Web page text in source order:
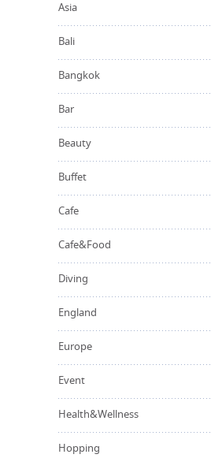
Asia
Bali
Bangkok
Bar
Beauty
Buffet
Cafe
Cafe&Food
Diving
England
Europe
Event
Health&Wellness
Hopping